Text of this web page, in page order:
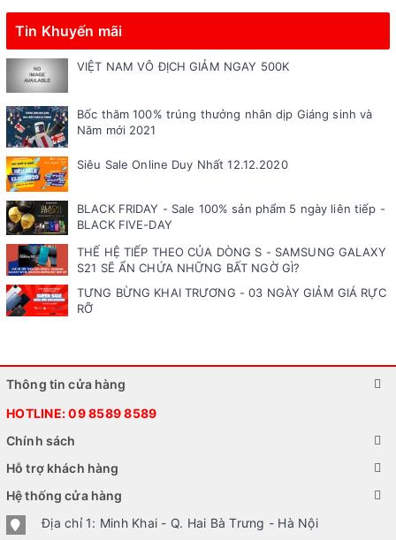
Tin Khuyến mãi
VIỆT NAM VÔ ĐỊCH GIẢM NGAY 500K
Bốc thăm 100% trúng thưởng nhân dịp Giáng sinh và
Năm mới 2021
Siêu Sale Online Duy Nhất 12.12.2020
BLACK FRIDAY - Sale 100% sản phẩm 5 ngày liên tiếp -
BLACK FIVE-DAY
THẾ HỆ TIẾP THEO CỦA DÒNG S - SAMSUNG GALAXY
S21 SẼ ẨN CHỨA NHỮNG BẤT NGỜ GÌ?
TƯNG BỪNG KHAI TRƯƠNG - 03 NGÀY GIẢM GIÁ RỰC
RỠ
Thông tin cửa hàng
HOTLINE:09 8589 8589
Chính sách
Hỗ trợ khách hàng
Hệ thống cửa hàng
Địa chỉ 1: Minh Khai - Q. Hai Bà Trưng - Hà Nội